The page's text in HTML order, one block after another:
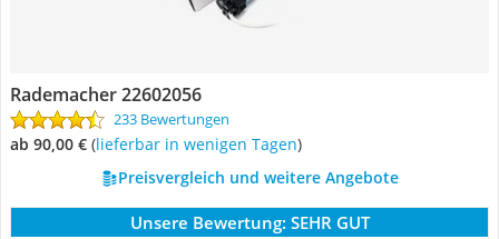
Rademacher 22602056
233 Bewertungen
ab 90,00 € ( Lieferbar in wenigen Tagen)
Preisvergleich und weitere Angebote
Unsere Bewertung: SEHR GUT